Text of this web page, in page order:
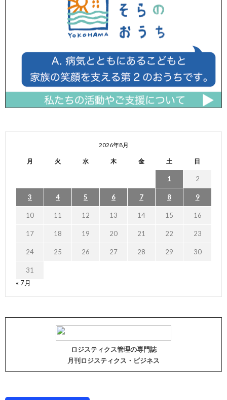
2026年8月
月 火 水 木 金 土 日
1 2
3 4 5 6 7 8 9
10 11 12 13 14 15 16
17 18 19 20 21 22 23
24 25 26 27 28 29 30
31
« 7月
ロジスティクス管理の専門誌
月刊ロジスティクス・ビジネス